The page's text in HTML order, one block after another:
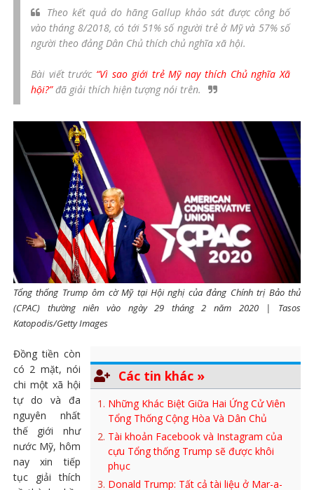
Theo kết quả do hãng Gallup khảo sát được công bố
vào tháng 8/2018, có tới 51% số người trẻ ở Mỹ và 57% số
người theo đảng Dân Chủ thích chủ nghĩa xã hội.
Bài viết trước “Vì sao giới trẻ Mỹ nay thích Chủ nghĩa Xã
hội?”đã giải thích hiện tượng nói trên.
Tổng thống Trump ôm cờ Mỹ tại Hội nghị của đảng Chính trị Bảo thủ
(CPAC) thường niên vào ngày 29 tháng 2 năm 2020 | Tasos
Katopodis/Getty Images
Các tin khác »
Những Khác Biệt Giữa Hai Ứng Cử Viên
Tổng Thống Cộng Hòa Và Dân Chủ
Tài khoản Facebook và Instagram của
cựu Tổng thống Trump sẽ được khôi
phục
Donald Trump: Tất cả tài liệu ở Mar-a-
Đồng tiền còn
có 2 mặt, nói
chi một xã hội
tự do và đa
nguyên nhất
thế giới như
nước Mỹ, hôm
nay xin tiếp
tục giải thích